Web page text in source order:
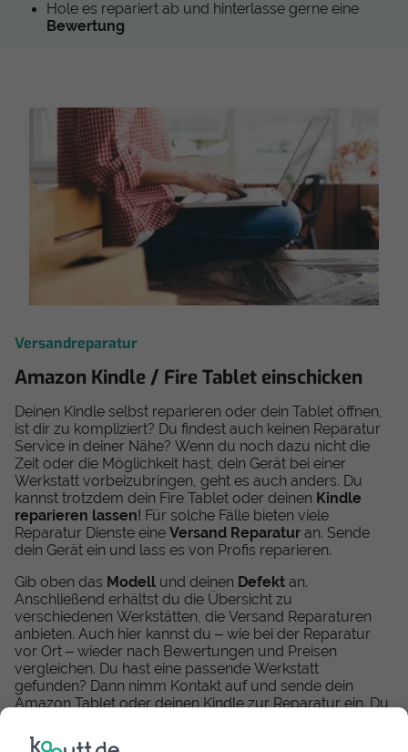
Hole es repariert ab und hinterlasse gerne eine
Bewertung
Versandreparatur
Amazon Kindle / Fire Tablet einschicken
Deinen Kindle selbst reparieren oder dein Tablet öffnen,
ist dir zu kompliziert? Du findest auch keinen Reparatur
Service in deiner Nähe? Wenn du noch dazu nicht die
Zeit oder die Möglichkeit hast, dein Gerät bei einer
Werkstatt vorbeizubringen, geht es auch anders. Du
kannst trotzdem dein Fire Tablet oder deinen Kindle
reparieren lassen! Für solche Fälle bieten viele
Reparatur Dienste eine Versand Reparatur an. Sende
dein Gerät ein und lass es von Profis reparieren.
Gib oben das Modell und deinen Defekt an.
Anschließend erhältst du die Übersicht zu
verschiedenen Werkstätten, die Versand Reparaturen
anbieten. Auch hier kannst du – wie bei der Reparatur
vor Ort – wieder nach Bewertungen und Preisen
vergleichen. Du hast eine passende Werkstatt
gefunden? Dann nimm Kontakt auf und sende dein
Amazon Tablet oder deinen Kindle zur Reparatur ein. Du
kaputt ist? Die meisten Versand Werkstätten bieten auch